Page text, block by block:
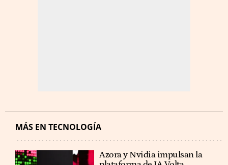
MÁS EN TECNOLOGÍA
Azora y Nvidia impulsan la